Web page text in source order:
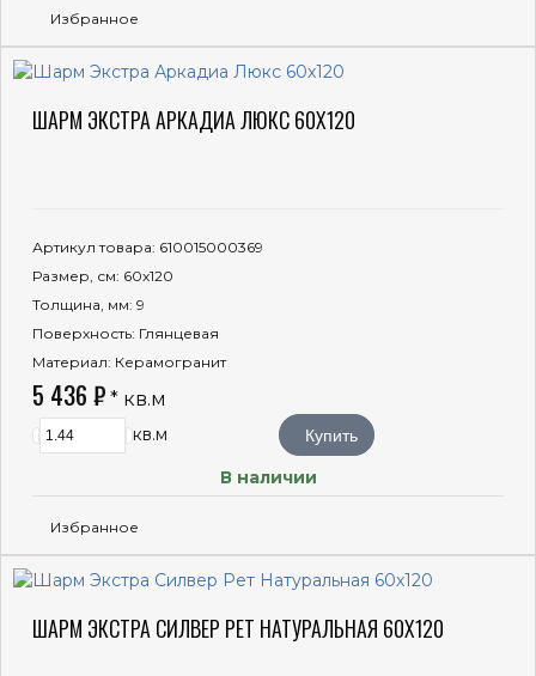
Избранное
ШАРМ ЭКСТРА АРКАДИА ЛЮКС 60X120
Артикул товара: 610015000369
Размер, см: 60x120
Толщина, мм: 9
Поверхность: Глянцевая
Материал: Керамогранит
5 436 ₽ * кв.м
кв.м Купить
В наличии
Избранное
ШАРМ ЭКСТРА СИЛВЕР РЕТ НАТУРАЛЬНАЯ 60X120